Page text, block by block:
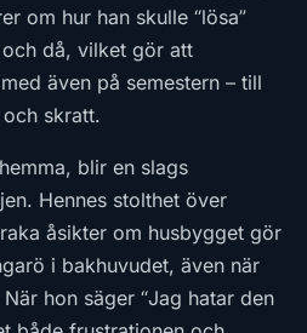
om hur han skulle “lösa”
då, vilket gör att
även på semestern – till
skratt.
blir en slags
Hennes stolthet över
åsikter om husbygget gör
i bakhuvudet, även när
hon säger “Jag hatar den